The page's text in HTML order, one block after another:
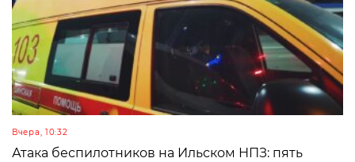
Вчера, 10:32
Атака беспилотников на Ильском НПЗ: пять